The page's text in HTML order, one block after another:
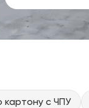
картону с ЧПУ